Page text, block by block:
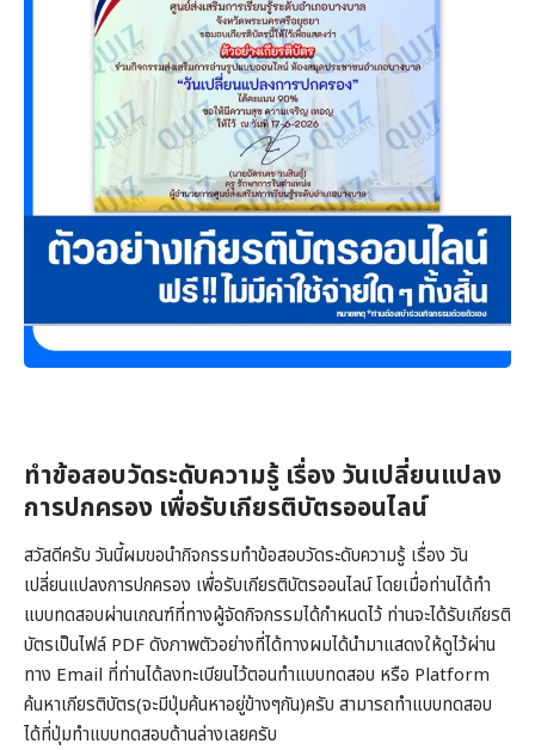
ทำข้อสอบวัดระดับความรู้ เรื่อง วันเปลี่ยนแปลง
การปกครอง เพื่อรับเกียรติบัตรออนไลน์
สวัสดีครับ วันนี้ผมขอนำกิจกรรมทำข้อสอบวัดระดับความรู้ เรื่อง วัน
เปลี่ยนแปลงการปกครอง เพื่อรับเกียรติบัตรออนไลน์ โดยเมื่อท่านได้ทำ
แบบทดสอบผ่านเกณฑ์ที่ทางผู้จัดกิจกรรมได้กำหนดไว้ ท่านจะได้รับเกียรติ
บัตรเป็นไฟล์ PDF ดังภาพตัวอย่างที่ได้ทางผมได้นำมาแสดงให้ดูไว้ผ่าน
ทาง Email ที่ท่านได้ลงทะเบียนไว้ตอนทำแบบทดสอบ หรือ Platform
ค้นหาเกียรติบัตร(จะมีปุ่มค้นหาอยู่ข้างๆกัน)ครับ สามารถทำแบบทดสอบ
ได้ที่ปุ่มทำแบบทดสอบด้านล่างเลยครับ